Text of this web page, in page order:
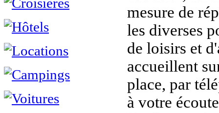
mesure de
les diverses
de loisirs et
accueillent
place, par
à votre